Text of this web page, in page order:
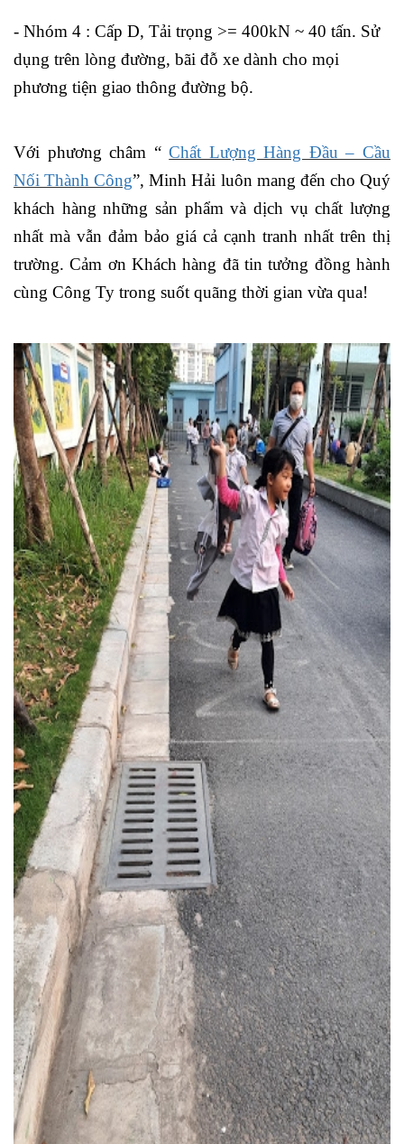
- Nhóm 4 : Cấp D, Tải trọng >= 400kN ~ 40 tấn. Sử
dụng trên lòng đường, bãi đỗ xe dành cho mọi
phương tiện giao thông đường bộ.
Với phương châm “Chất Lượng Hàng Đầu – Cầu
Nối Thành Công”, Minh Hải luôn mang đến cho Quý
khách hàng những sản phẩm và dịch vụ chất lượng
nhất mà vẫn đảm bảo giá cả cạnh tranh nhất trên thị
trường. Cảm ơn Khách hàng đã tin tưởng đồng hành
cùng Công Ty trong suốt quãng thời gian vừa qua!